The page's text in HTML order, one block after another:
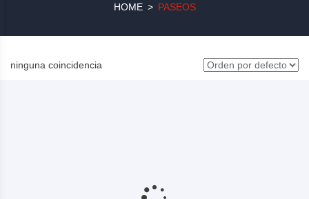
HOME PASEOS
ninguna coincidencia